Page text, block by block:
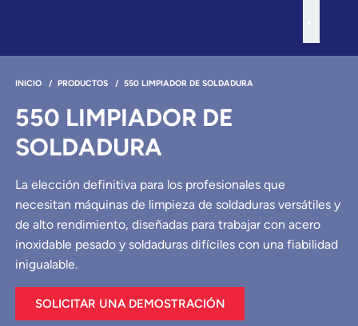
INICIO /PRODUCTOS /550 LIMPIADOR DE SOLDADURA
550 LIMPIADOR DE
SOLDADURA
La elección definitiva para los profesionales que
necesitan máquinas de limpieza de soldaduras versátiles y
de alto rendimiento, diseñadas para trabajar con acero
inoxidable pesado y soldaduras difíciles con una fiabilidad
inigualable.
SOLICITAR UNA DEMOSTRACIÓN